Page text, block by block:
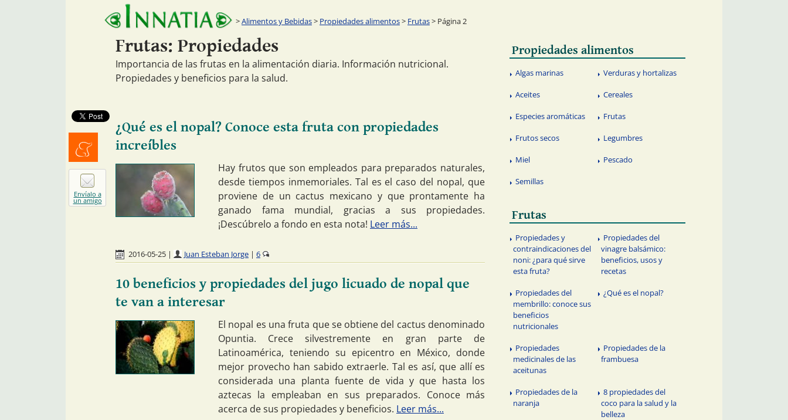
Alimentos y Bebidas> Propiedades alimentos> Frutas> Página 2
Frutas: Propiedades
Importancia de las frutas en la alimentación diaria. Información nutricional.
Propiedades y beneficios para la salud.
¿Qué es el nopal? Conoce esta fruta con propiedades
increíbles
Hay frutos que son empleados para preparados naturales,
desde tiempos inmemoriales. Tal es el caso del nopal, que
proviene de un cactus mexicano y que prontamente ha
ganado fama mundial, gracias a sus propiedades.
¡Descúbrelo a fondo en esta nota! Leer más...
2016-05-25 | Juan Esteban Jorge | 6
10 beneficios y propiedades del jugo licuado de nopal que
te van a interesar
El nopal es una fruta que se obtiene del cactus denominado
Opuntia. Crece silvestremente en gran parte de
Latinoamérica, teniendo su epicentro en México, donde
mejor provecho han sabido extraerle. Tal es así, que allí es
considerada una planta fuente de vida y que hasta los
aztecas la empleaban en sus preparados. Conoce más
acerca de sus propiedades y beneficios. Leer más...
Propiedades alimentos
Algas marinas Verduras y hortalizas
Aceites Cereales
Especies aromáticas Frutas
Frutos secos Legumbres
Miel Pescado
Semillas
Frutas
Propiedades y
contraindicaciones del
noni: ¿para qué sirve
esta fruta?
Propiedades del
vinagre balsámico:
beneficios, usos y
recetas
Propiedades del
membrillo: conoce sus
beneficios
nutricionales
¿Qué es el nopal?
Propiedades
medicinales de las
aceitunas
Propiedades de la
frambuesa
Propiedades de la
naranja
8 propiedades del
coco para la salud y la
belleza
Menéalo
Envíalo a
un amigo